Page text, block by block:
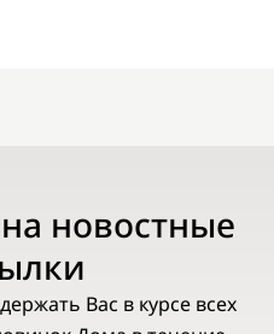
новостные
Вас в курсе всех